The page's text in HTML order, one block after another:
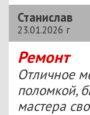
Станислав
23.01.2026 г
Ремонт
Отличное
поломкой,
мастера